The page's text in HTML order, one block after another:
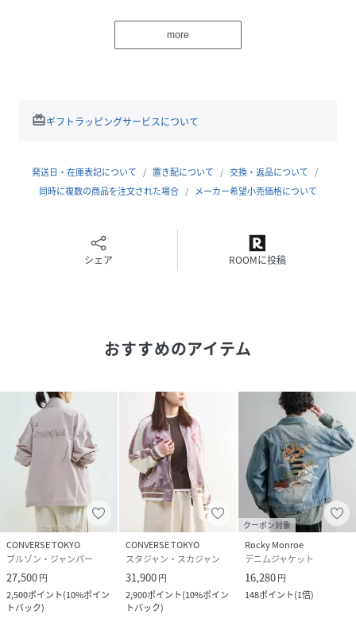
カジュアルなデザインとツヤ感のあるサテン素材を組み合わ
せることで、上品な印象に仕上げた一枚。
ること間違いなし。
光の角度でさりげなく表情を変えるポリエステルサテンを採
用。
軽やかで扱いやすく、シーズンを跨いで長く楽しめる素材。
スなモード感が強まり、都会的なムードに◎。
グに新鮮なニュアンスを与えてくれるアイテム。
-------------------------------------
透け感：なし
裏地：あり
伸縮性：なし
光沢感：あり
生地の厚さ：普通
-------------------------------------
※商品画像は撮影時の光や角度により、実物の色味と異なっ
て見える場合がございます。
more
redeemギフトラッピングサービスについて
発送日・在庫表記について 置き配について
交換・返品について
同時に複数の商品を注文された場合
メーカー希望小売価格について
シェア ROOMに投稿
おすすめのアイテム
CONVERSE TOKYO
ブルゾン・ジャンパー
27,500円
2,500ポイント(10%ポイン
トバック)
CONVERSE TOKYO
スタジャン・スカジャン
31,900円
2,900ポイント(10%ポイン
トバック)
クーポン対象
Rocky Monroe
デニムジャケット
16,280円
148ポイント(1倍)